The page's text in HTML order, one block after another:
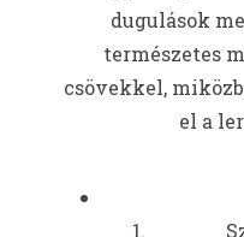
dugulások
természetes
csövekkel,
el a